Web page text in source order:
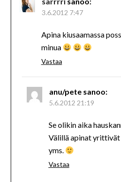
3.6.2012 7:47
Apina kiusaamassa
minua
Vastaa
anu/pete sanoo:
5.6.2012 21:19
Se olikin aika
Välillä apinat yrittivät
yms.
Vastaa